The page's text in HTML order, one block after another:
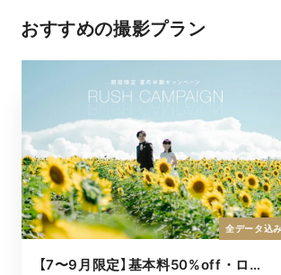
おすすめの撮影プラン
【7〜9月限定】基本料50%off・ロケキャンペーン
全データ込み